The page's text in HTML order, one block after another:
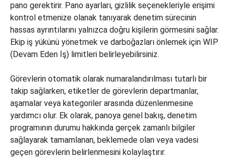
pano gerektirir. Pano ayarları, gizlilik seçenekleriyle erişimi
kontrol etmenize olanak tanıyarak denetim sürecinin
hassas ayrıntılarını yalnızca doğru kişilerin görmesini sağlar.
Ekip iş yükünü yönetmek ve darboğazları önlemek için WIP
(Devam Eden İş) limitleri belirleyebilirsiniz.
Görevlerin otomatik olarak numaralandırılması tutarlı bir
takip sağlarken, etiketler de görevlerin departmanlar,
aşamalar veya kategoriler arasında düzenlenmesine
yardımcı olur. Ek olarak, panoya genel bakış, denetim
programının durumu hakkında gerçek zamanlı bilgiler
sağlayarak tamamlanan, beklemede olan veya vadesi
geçen görevlerin belirlenmesini kolaylaştırır.